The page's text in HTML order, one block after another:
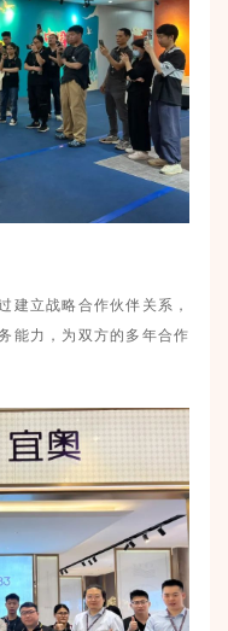
建立战略合作伙伴关系，
能力，为双方的多年合作